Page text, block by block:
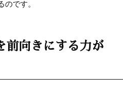
です。
前向きにする力が